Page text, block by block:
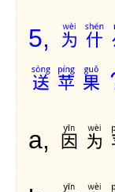
5, 为
送苹果
a, 因为